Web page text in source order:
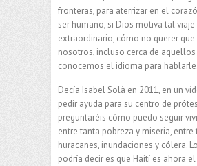
fronteras, para aterrizar en el
ser humano, si Dios motiva tal viaje
extraordinario, cómo no querer que
nosotros, incluso cerca de
conocemos el idioma para hablarle.
Decía Isabel Solà en 2011, en un
pedir ayuda para su centro de
preguntaréis cómo puedo seguir
entre tanta pobreza y miseria,
huracanes, inundaciones y cólera.
podría decir es que Haití es ahora